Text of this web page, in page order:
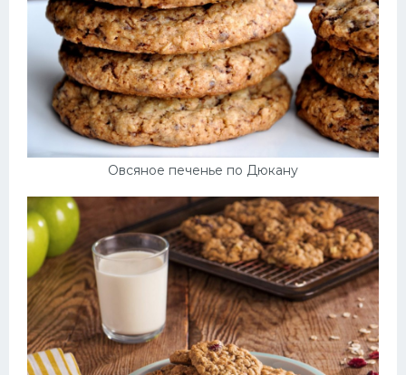
Овсяное печенье по Дюкану